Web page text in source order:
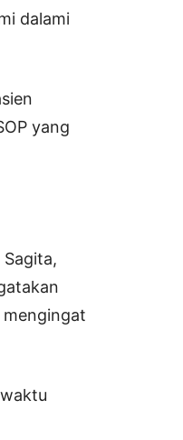
dalami
yang
mengingat